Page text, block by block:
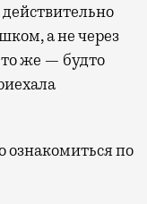
а не через
же — будто
по